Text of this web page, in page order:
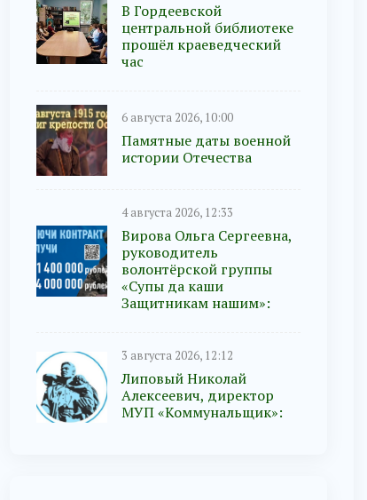
В Гордеевской
центральной библиотеке
прошёл краеведческий
час
6 августа 2026, 10:00
Памятные даты военной
истории Отечества
4 августа 2026, 12:33
Вирова Ольга Сергеевна,
руководитель
волонтёрской группы
«Супы да каши
Защитникам нашим»:
3 августа 2026, 12:12
Липовый Николай
Алексеевич, директор
МУП «Коммунальщик»: